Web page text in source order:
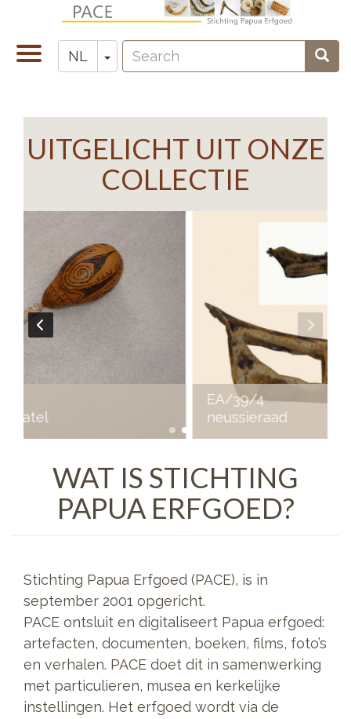
naar
gaan
Navigatie
wisselen
NL Toggle Dropdown
Zoeken
Search
UITGELICHT UIT ONZE
COLLECTIE
neussieraad
WAT IS STICHTING
PAPUA ERFGOED?
Stichting Papua Erfgoed (PACE), is in
september 2001 opgericht.
PACE ontsluit en digitaliseert Papua erfgoed:
artefacten, documenten, boeken, films, foto’s
en verhalen. PACE doet dit in samenwerking
met particulieren, musea en kerkelijke
instellingen. Het erfgoed wordt via de